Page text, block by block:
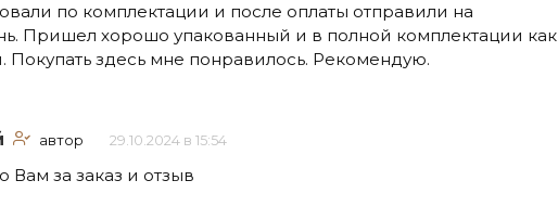
по комплектации и после оплаты отправили на
Пришел хорошо упакованный и в полной комплектации как
Покупать здесь мне понравилось. Рекомендую.
автор 29.10.2024 в 15:54
Вам за заказ и отзыв